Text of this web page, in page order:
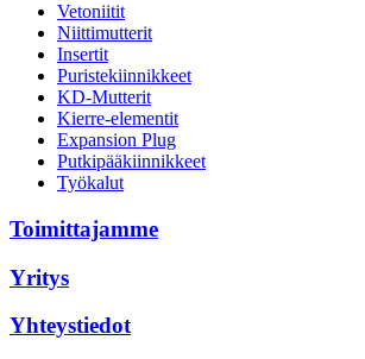
Vetoniitit
Niittimutterit
Insertit
Puristekiinnikkeet
KD-Mutterit
Kierre-elementit
Expansion Plug
Putkipääkiinnikkeet
Työkalut
Toimittajamme
Yritys
Yhteystiedot